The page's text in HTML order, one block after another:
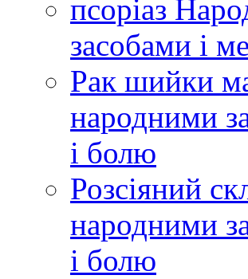
псоріаз
засобами і
Рак шийки
народними
і болю
Розсіяний
народними
і болю